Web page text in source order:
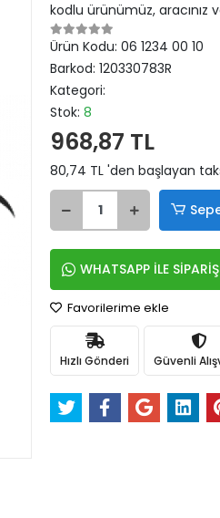
kodlu ürünümüz,
Ürün Kodu: 06 1234 00 10
Barkod: 120330783R
Kategori:
Stok: 8
968,87 TL
80,74 TL 'den başlayan
WHATSAPP İLE
Favorilerime ekle
Hızlı Gönderi Güvenli